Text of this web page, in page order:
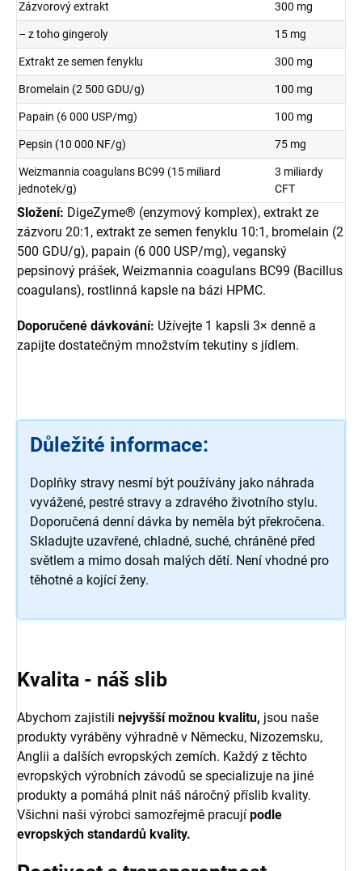
Zázvorový extrakt 300 mg
– z toho gingeroly 15 mg
Extrakt ze semen fenyklu 300 mg
Bromelain (2 500 GDU/g) 100 mg
Papain (6 000 USP/mg) 100 mg
Pepsin (10 000 NF/g) 75 mg
Weizmannia coagulans BC99 (15 miliard
jednotek/g)
3 miliardy
CFT
Složení: DigeZyme® (enzymový komplex), extrakt ze
zázvoru 20:1, extrakt ze semen fenyklu 10:1, bromelain (2
500 GDU/g), papain (6 000 USP/mg), veganský
pepsinový prášek, Weizmannia coagulans BC99 (Bacillus
coagulans), rostlinná kapsle na bázi HPMC.
Doporučené dávkování: Užívejte 1 kapsli 3× denně a
zapijte dostatečným množstvím tekutiny s jídlem.
Důležité informace:
Doplňky stravy nesmí být používány jako náhrada
vyvážené, pestré stravy a zdravého životního stylu.
Doporučená denní dávka by neměla být překročena.
Skladujte uzavřené, chladné, suché, chráněné před
světlem a mimo dosah malých dětí. Není vhodné pro
těhotné a kojící ženy.
Kvalita - náš slib
Abychom zajistili nejvyšší možnou kvalitu, jsou naše
produkty vyráběny výhradně v Německu, Nizozemsku,
Anglii a dalších evropských zemích. Každý z těchto
evropských výrobních závodů se specializuje na jiné
produkty a pomáhá plnit náš náročný příslib kvality.
Všichni naši výrobci samozřejmě pracují podle
evropských standardů kvality.